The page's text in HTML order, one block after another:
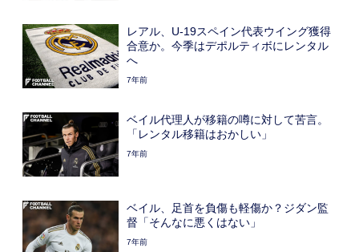
レアル、U-19スペイン代表ウイング獲得
合意か。今季はデポルティボにレンタル
へ
7年前
ベイル代理人が移籍の噂に対して苦言。
「レンタル移籍はおかしい」
7年前
ベイル、足首を負傷も軽傷か？ジダン監
督「そんなに悪くはない」
7年前